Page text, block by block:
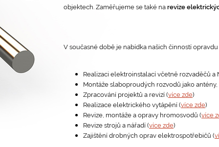
objektech. Zaměřujeme se také na revize
V současné době je nabídka našich činností
Realizaci elektroinstalací včetně rozvaděčů a
Montáže slaboproudých rozvodů jako
Zpracování projektů a revizí (více zde)
Realizace elektrického vytápění (více zde)
Revize, montáže a opravy hromosvodů (více
Revize strojů a nářadí (více zde)
Zajištění drobných oprav elektrospotřebičů (